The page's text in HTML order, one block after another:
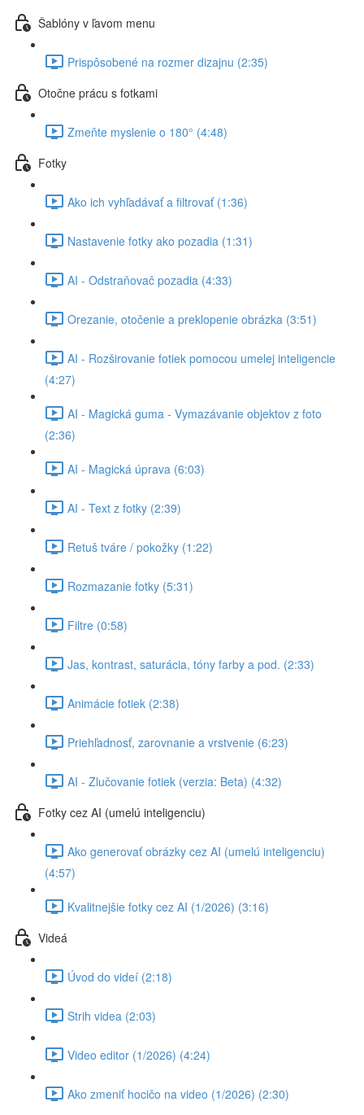
Šablóny v ľavom menu
Prispôsobené na rozmer dizajnu (2:35)
Otočne prácu s fotkami
Zmeňte myslenie o 180° (4:48)
Fotky
Ako ich vyhľadávať a filtrovať (1:36)
Nastavenie fotky ako pozadia (1:31)
AI - Odstraňovač pozadia (4:33)
Orezanie, otočenie a preklopenie obrázka (3:51)
AI - Rozširovanie fotiek pomocou umelej inteligencie
(4:27)
AI - Magická guma - Vymazávanie objektov z foto
(2:36)
AI - Magická úprava (6:03)
AI - Text z fotky (2:39)
Retuš tváre / pokožky (1:22)
Rozmazanie fotky (5:31)
Filtre (0:58)
Jas, kontrast, saturácia, tóny farby a pod. (2:33)
Animácie fotiek (2:38)
Priehľadnosť, zarovnanie a vrstvenie (6:23)
AI - Zlučovanie fotiek (verzia: Beta) (4:32)
Fotky cez AI (umelú inteligenciu)
Ako generovať obrázky cez AI (umelú inteligenciu)
(4:57)
Kvalitnejšie fotky cez AI (1/2026) (3:16)
Videá
Úvod do videí (2:18)
Strih videa (2:03)
Video editor (1/2026) (4:24)
Ako zmeniť hocičo na video (1/2026) (2:30)